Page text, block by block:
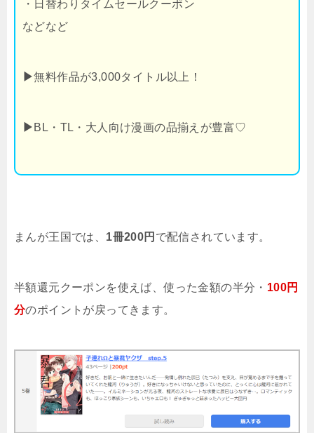
・日替わりタイムセールクーポン
などなど
▶無料作品が3,000タイトル以上！
▶ BL・TL・大人向け漫画の品揃えが豊富♡
まんが王国では、 1冊200円 で配信されています。
半額還元クーポンを使えば、使った金額の半分・ 100円
分のポイントが戻ってきます。